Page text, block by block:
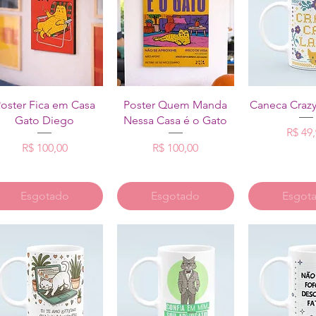
Visualização rápida
Fica em Casa
Gato Diego
Preço
R$ 100,00
Esgotado
Visualização rápida
Poster Quem Manda
Nessa Casa é o Gato
Preço
R$ 100,00
Esgotado
Caneca
R$